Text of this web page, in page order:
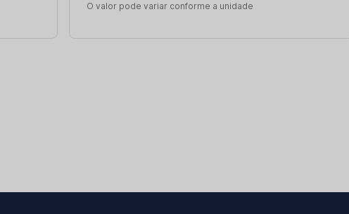
O valor pode variar conforme a unidade